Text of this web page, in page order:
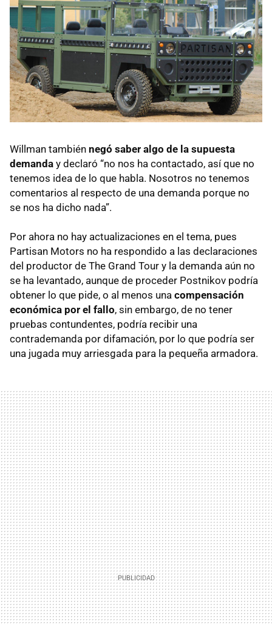
Willman también negó saber algo de la supuesta
demanda y declaró “no nos ha contactado, así que no
tenemos idea de lo que habla. Nosotros no tenemos
comentarios al respecto de una demanda porque no
se nos ha dicho nada”.
Por ahora no hay actualizaciones en el tema, pues
Partisan Motors no ha respondido a las declaraciones
del productor de The Grand Tour y la demanda aún no
se ha levantado, aunque de proceder Postnikov podría
obtener lo que pide, o al menos una compensación
económica por el fallo, sin embargo, de no tener
pruebas contundentes, podría recibir una
contrademanda por difamación, por lo que podría ser
una jugada muy arriesgada para la pequeña armadora.